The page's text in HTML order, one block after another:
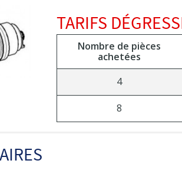
TARIFS
Nombre de pièces
achetées
4
8